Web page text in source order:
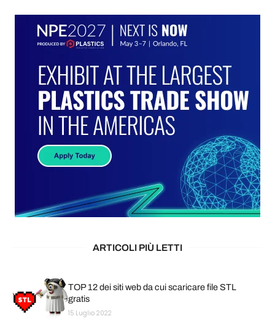
ARTICOLI PIÙ LETTI
TOP 12 dei siti web da cui scaricare file STL
gratis
15 Luglio 2022